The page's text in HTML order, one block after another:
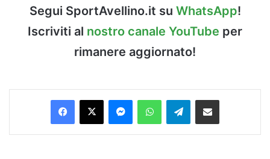
Segui SportAvellino.it su WhatsApp!
Iscriviti al nostro canale YouTube per
rimanere aggiornato!
Facebook
X MessengerWhatsAppTelegramCondividi via Email